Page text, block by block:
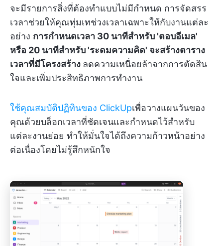
จะมีรายการสิ่งที่ต้องทำแบบไม่มีกำหนด การจัดสรร
เวลาช่วยให้คุณทุ่มเทช่วงเวลาเฉพาะให้กับงานแต่ละ
อย่าง การกำหนดเวลา 30 นาทีสำหรับ 'ตอบอีเมล'
หรือ 20 นาทีสำหรับ 'ระดมความคิด' จะสร้างตาราง
เวลาที่มีโครงสร้าง ลดความเหนื่อยล้าจากการตัดสิน
ใจและเพิ่มประสิทธิภาพการทำงาน
ใช้คุณสมบัติปฏิทินของ ClickUpเพื่อวางแผนวันของ
คุณด้วยบล็อกเวลาที่ชัดเจนและกำหนดไว้สำหรับ
แต่ละงานย่อย ทำให้มั่นใจได้ถึงความก้าวหน้าอย่าง
ต่อเนื่องโดยไม่รู้สึกหนักใจ